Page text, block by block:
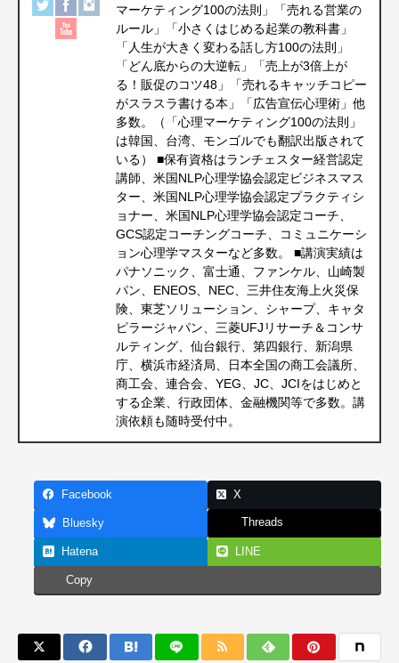
マーケティング100の法則」「売れる営業の
ルール」「小さくはじめる起業の教科書」
「人生が大きく変わる話し方100の法則」
「どん底からの大逆転」「売上が3倍上が
る！販促のコツ48」「売れるキャッチコピー
がスラスラ書ける本」「広告宣伝心理術」他
多数。（「心理マーケティング100の法則」
は韓国、台湾、モンゴルでも翻訳出版されて
いる） ■保有資格はランチェスター経営認定
講師、米国NLP心理学協会認定ビジネスマス
ター、米国NLP心理学協会認定プラクティシ
ョナー、米国NLP心理学協会認定コーチ、
GCS認定コーチングコーチ、コミュニケーシ
ョン心理学マスターなど多数。 ■講演実績は
パナソニック、富士通、ファンケル、山崎製
パン、ENEOS、NEC、三井住友海上火災保
険、東芝ソリューション、シャープ、キャタ
ピラージャパン、三菱UFJリサーチ＆コンサ
ルティング、仙台銀行、第四銀行、新潟県
庁、横浜市経済局、日本全国の商工会議所、
商工会、連合会、YEG、JC、JCIをはじめと
する企業、行政団体、金融機関等で多数。講
演依頼も随時受付中。
Facebook X
Bluesky Threads
Hatena LINE
Copy